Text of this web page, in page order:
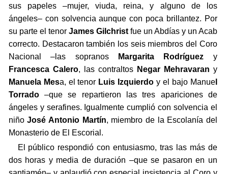
sus papeles –mujer, viuda, reina, y alguno de los
ángeles– con solvencia aunque con poca brillantez. Por
su parte el tenor James Gilchristfue un Abdías y un Acab
correcto. Destacaron también los seis miembros del Coro
Nacional –las sopranos
Margarita Rodríguez y
Francesca Calero, las contraltos Negar Mehravaran y
Manuela Mesa, el tenor Luis Izquierdo y el bajo Manuel
Torrado–que se repartieron las tres apariciones de
ángeles y serafines. Igualmente cumplió con solvencia el
niñoJosé Antonio Martín, miembro de la Escolanía del
Monasterio de El Escorial.
El público respondió con entusiasmo, tras las más de
dos horas y media de duración –que se pasaron en un